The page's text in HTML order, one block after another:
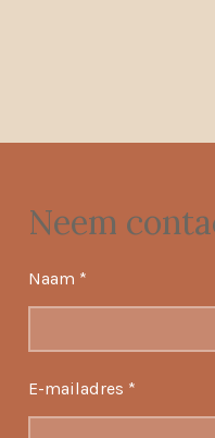
Neem
Naam *
E-mailadres *